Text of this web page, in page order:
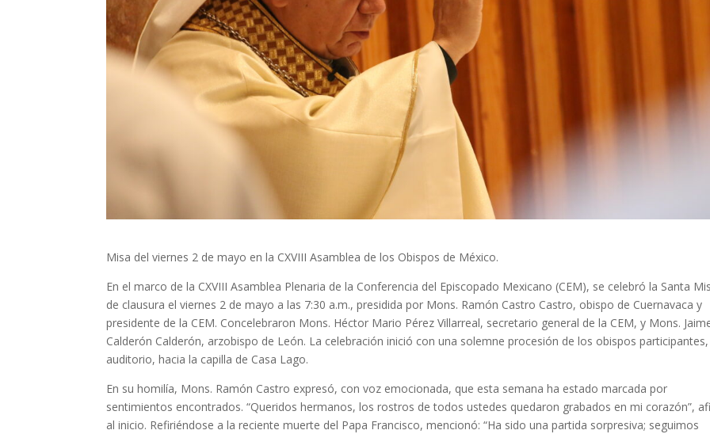
Misa del viernes 2 de mayo en la CXVIII Asamblea de los Obispos de México.
En el marco de la CXVIII Asamblea Plenaria de la Conferencia del Episcopado Mexicano (CEM), se celebró la Santa
de clausura el viernes 2 de mayo a las 7:30 a.m., presidida por Mons. Ramón Castro Castro, obispo de Cuernavaca y
presidente de la CEM. Concelebraron Mons. Héctor Mario Pérez Villarreal, secretario general de la CEM, y Mons.
Calderón Calderón, arzobispo de León. La celebración inició con una solemne procesión de los obispos participantes,
auditorio, hacia la capilla de Casa Lago.
En su homilía, Mons. Ramón Castro expresó, con voz emocionada, que esta semana ha estado marcada por
sentimientos encontrados. “Queridos hermanos, los rostros de todos ustedes quedaron grabados en mi corazón”,
al inicio. Refiriéndose a la reciente muerte del Papa Francisco, mencionó: “Ha sido una partida sorpresiva; seguimos